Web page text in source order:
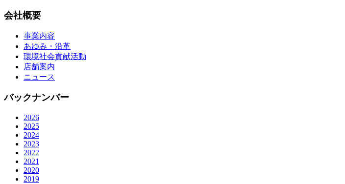
会社概要
事業内容
あゆみ・沿革
環境社会貢献活動
店舗案内
ニュース
バックナンバー
2026
2025
2024
2023
2022
2021
2020
2019